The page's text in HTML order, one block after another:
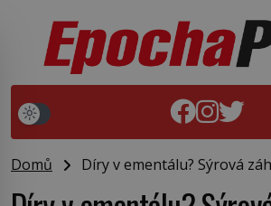
Domů Díry v ementálu? Sýrová